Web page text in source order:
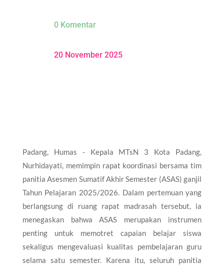
0 Komentar
20 November 2025
Padang, Humas - Kepala MTsN 3 Kota Padang,
Nurhidayati, memimpin rapat koordinasi bersama tim
panitia Asesmen Sumatif Akhir Semester (ASAS) ganjil
Tahun Pelajaran 2025/2026. Dalam pertemuan yang
berlangsung di ruang rapat madrasah tersebut, ia
menegaskan bahwa ASAS merupakan instrumen
penting untuk memotret capaian belajar siswa
sekaligus mengevaluasi kualitas pembelajaran guru
selama satu semester. Karena itu, seluruh panitia